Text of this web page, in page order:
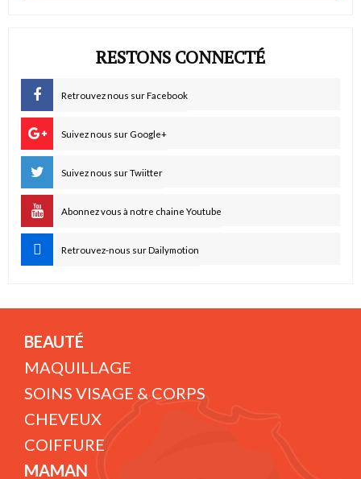
RESTONS CONNECTÉ
Retrouvez nous sur Facebook
Suivez nous sur Google+
Suivez nous sur Twiitter
Abonnez vous à notre chaine Youtube
Retrouvez-nous sur Dailymotion
BEAUTÉ
MAQUILLAGE
SOINS VISAGE & CORPS
CHEVEUX
COIFFURE
MAMAN